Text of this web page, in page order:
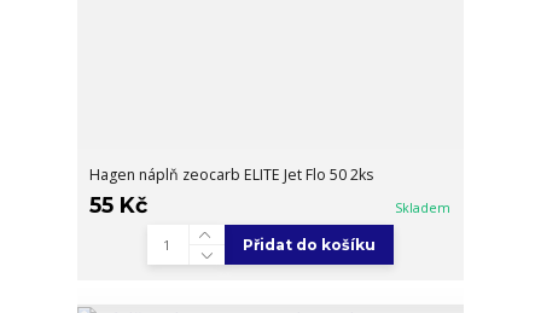
Hagen náplň zeocarb ELITE Jet Flo 50 2ks
55 Kč Skladem
Přidat do košíku